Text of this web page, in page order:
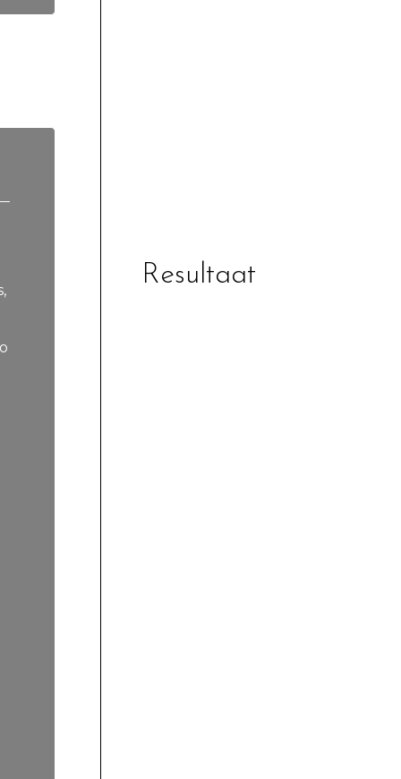
Resultaat